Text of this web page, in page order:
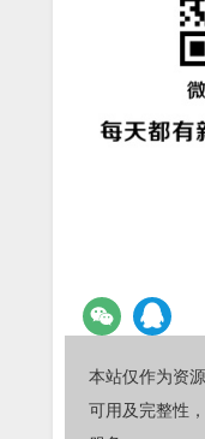
本站仅作为资
可用及完整性